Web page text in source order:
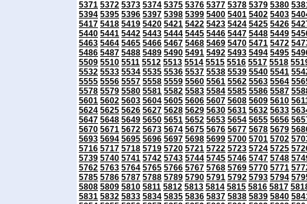
5371 5372 5373 5374 5375 5376 5377 5378 5379 5380
5394 5395 5396 5397 5398 5399 5400 5401 5402 5403
5417 5418 5419 5420 5421 5422 5423 5424 5425 5426
5440 5441 5442 5443 5444 5445 5446 5447 5448 5449
5463 5464 5465 5466 5467 5468 5469 5470 5471 5472
5486 5487 5488 5489 5490 5491 5492 5493 5494 5495
5509 5510 5511 5512 5513 5514 5515 5516 5517 5518
5532 5533 5534 5535 5536 5537 5538 5539 5540 5541
5555 5556 5557 5558 5559 5560 5561 5562 5563 5564
5578 5579 5580 5581 5582 5583 5584 5585 5586 5587
5601 5602 5603 5604 5605 5606 5607 5608 5609 5610
5624 5625 5626 5627 5628 5629 5630 5631 5632 5633
5647 5648 5649 5650 5651 5652 5653 5654 5655 5656
5670 5671 5672 5673 5674 5675 5676 5677 5678 5679
5693 5694 5695 5696 5697 5698 5699 5700 5701 5702
5716 5717 5718 5719 5720 5721 5722 5723 5724 5725
5739 5740 5741 5742 5743 5744 5745 5746 5747 5748
5762 5763 5764 5765 5766 5767 5768 5769 5770 5771
5785 5786 5787 5788 5789 5790 5791 5792 5793 5794
5808 5809 5810 5811 5812 5813 5814 5815 5816 5817
5831 5832 5833 5834 5835 5836 5837 5838 5839 5840